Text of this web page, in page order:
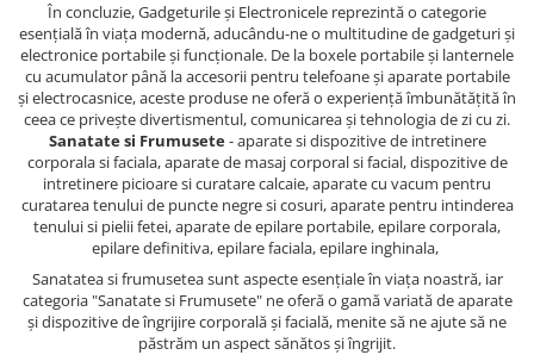
În concluzie, Gadgeturile și Electronicele reprezintă o categorie
esențială în viața modernă, aducându-ne o multitudine de gadgeturi și
electronice portabile și funcționale. De la boxele portabile și lanternele
cu acumulator până la accesorii pentru telefoane și aparate portabile
și electrocasnice, aceste produse ne oferă o experiență îmbunătățită în
ceea ce privește divertismentul, comunicarea și tehnologia de zi cu zi.
Sanatate si Frumusete- aparate si dispozitive de intretinere
corporala si faciala, aparate de masaj corporal si facial, dispozitive de
intretinere picioare si curatare calcaie, aparate cu vacum pentru
curatarea tenului de puncte negre si cosuri, aparate pentru intinderea
tenului si pielii fetei, aparate de epilare portabile, epilare corporala,
epilare definitiva, epilare faciala, epilare inghinala,
Sanatatea si frumusetea sunt aspecte esențiale în viața noastră, iar
categoria "Sanatate si Frumusete" ne oferă o gamă variată de aparate
și dispozitive de îngrijire corporală și facială, menite să ne ajute să ne
păstrăm un aspect sănătos și îngrijit.